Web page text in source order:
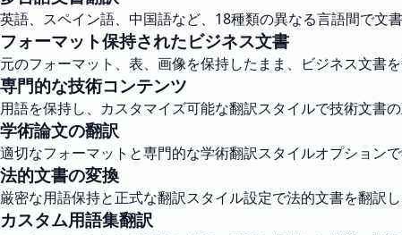
英語、スペイン語、中国語など、18種類の異なる言語間で文
フォーマット保持されたビジネス文書
元のフォーマット、表、画像を保持したまま、ビジネス文書を
専門的な技術コンテンツ
用語を保持し、カスタマイズ可能な翻訳スタイルで技術文書の
学術論文の翻訳
適切なフォーマットと専門的な学術翻訳スタイルオプションで
法的文書の変換
厳密な用語保持と正式な翻訳スタイル設定で法的文書を翻訳し
カスタム用語集翻訳